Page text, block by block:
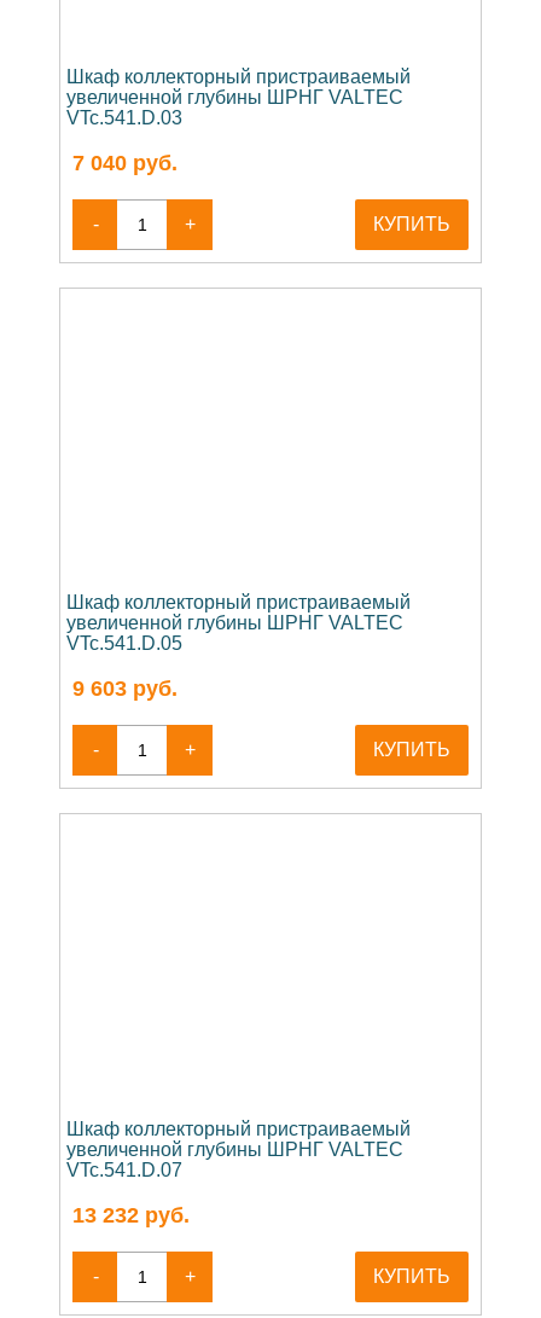
Шкаф коллекторный пристраиваемый
увеличенной глубины ШРНГ VALTEC
VTc.541.D.03
7 040 руб.
- + КУПИТЬ
Шкаф коллекторный пристраиваемый
увеличенной глубины ШРНГ VALTEC
VTc.541.D.05
9 603 руб.
- + КУПИТЬ
Шкаф коллекторный пристраиваемый
увеличенной глубины ШРНГ VALTEC
VTc.541.D.07
13 232 руб.
- + КУПИТЬ